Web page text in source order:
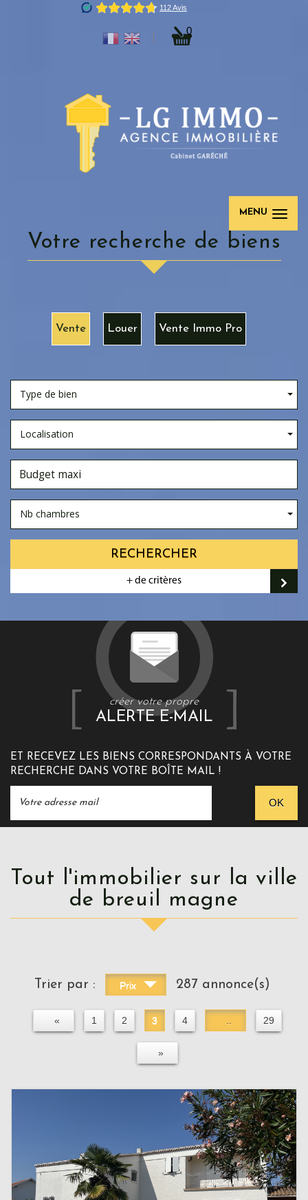
0
MENU
Votre recherche de biens
Vente Louer Vente Immo Pro
Type de bien
Localisation
Nb chambres
RECHERCHER
+ de critères
créer votre propre
ALERTE E-MAIL
ET RECEVEZ LES BIENS CORRESPONDANTS À VOTRE
RECHERCHE DANS VOTRE BOÎTE MAIL !
OK
Tout l'immobilier sur la ville
de breuil magne
Trier par : Prix 287 annonce(s)
« 1 2 3 4 .. 29
»